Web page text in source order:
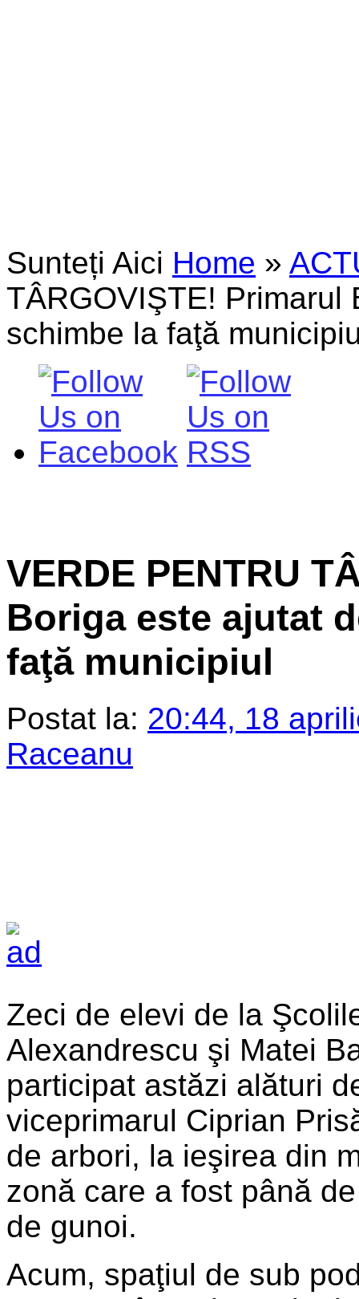
Sunteți Aici Home »
TÂRGOVIŞTE!
schimbe la faţă
VERDE PENTRU
Boriga este ajutat
faţă municipiul
Postat la: 20:44, 18
Raceanu
Zeci de elevi de la
Alexandrescu şi Matei
participat astăzi alături
viceprimarul Ciprian
de arbori, la ieşirea din
zonă care a fost până
de gunoi.
Acum, spaţiul de sub